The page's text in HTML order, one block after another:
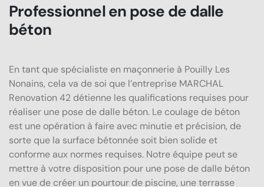
Professionnel en pose de dalle
béton
En tant que spécialiste en maçonnerie à Pouilly Les
Nonains, cela va de soi que l’entreprise MARCHAL
Renovation 42 détienne les qualifications requises pour
réaliser une pose de dalle béton. Le coulage de béton
est une opération à faire avec minutie et précision, de
sorte que la surface bétonnée soit bien solide et
conforme aux normes requises. Notre équipe peut se
mettre à votre disposition pour une pose de dalle béton
en vue de créer un pourtour de piscine, une terrasse